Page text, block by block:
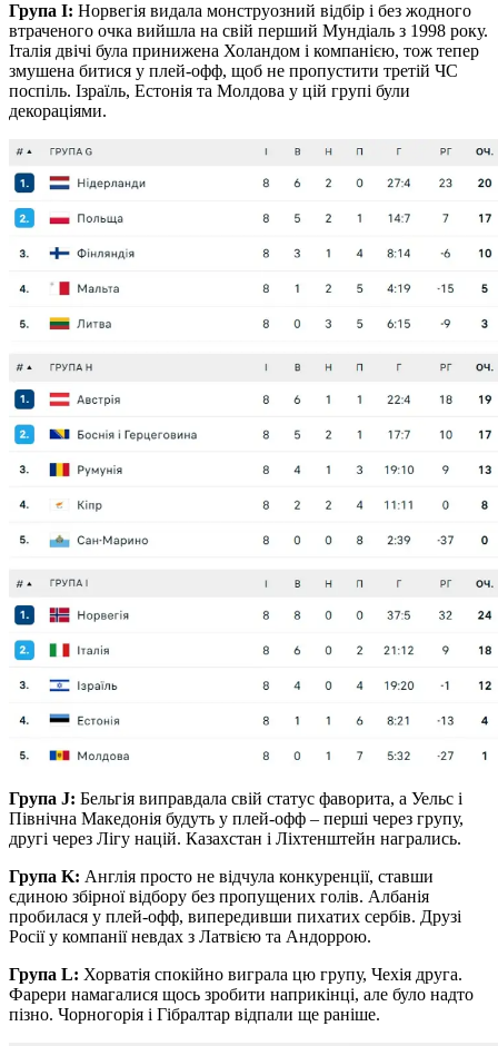
Група І: Норвегія видала монструозний відбір і без жодного
втраченого очка вийшла на свій перший Мундіаль з 1998 року.
Італія двічі була принижена Холандом і компанією, тож тепер
змушена битися у плей-офф, щоб не пропустити третій ЧС
поспіль. Ізраїль, Естонія та Молдова у цій групі були
декораціями.
Група J: Бельгія виправдала свій статус фаворита, а Уельс і
Північна Македонія будуть у плей-офф – перші через групу,
другі через Лігу націй. Казахстан і Ліхтенштейн награлись.
Група K: Англія просто не відчула конкуренції, ставши
єдиною збірної відбору без пропущених голів. Албанія
пробилася у плей-офф, випередивши пихатих сербів. Друзі
Росії у компанії невдах з Латвією та Андоррою.
Група L: Хорватія спокійно виграла цю групу, Чехія друга.
Фарери намагалися щось зробити наприкінці, але було надто
пізно. Чорногорія і Гібралтар відпали ще раніше.